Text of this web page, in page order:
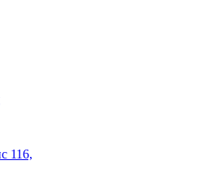
116,